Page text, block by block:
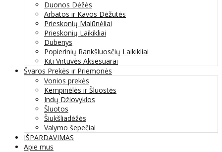
Duonos Dėžės
Arbatos ir Kavos Dėžutės
Prieskonių Malūnėliai
Prieskonių Laikikliai
Dubenys
Popierinių Rankšluosčių Laikikliai
Kiti Virtuvės Aksesuarai
Švaros Prekės ir Priemonės
Vonios prekės
Kempinėlės ir Šluostės
Indų Džiovyklos
Šluotos
Šiukšliadėžės
Valymo šepečiai
IŠPARDAVIMAS
Apie mus